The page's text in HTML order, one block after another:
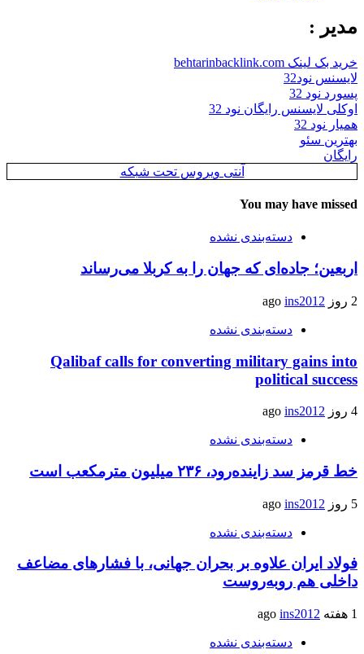
مدیر :
خرید بک لینک behtarinbacklink.com
لایسنس نود32
پسورد نود 32
اوکلی لایسنس رایگان نود 32
همیار نود 32
بهترین سئو
رایگان
آنتی ویروس تحت شبکه
You may have missed
دسته‌بندی نشده
اربعین؛ جاده‌ای که جهان را به کربلا می‌رساند
2 روز ago ins2012
دسته‌بندی نشده
Qalibaf calls for converting military gains into
political success
4 روز ago ins2012
دسته‌بندی نشده
خط قرمز سد زاینده‌رود، ۲۳۶ میلیون مترمکعب است
5 روز ago ins2012
دسته‌بندی نشده
فولاد ایران علاوه بر بحران جهانی، با فشارهای مضاعف
داخلی هم روبه‌روست
1 هفته ago ins2012
دسته‌بندی نشده